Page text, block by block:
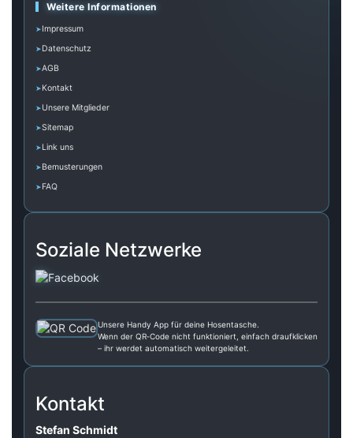
Weitere Informationen
Impressum
Datenschutz
AGB
Kontakt
Unsere Mitglieder
Sitemap
Link uns
Bemusterungen
FAQ
Soziale Netzwerke
Unsere Handy App für deine Hosentasche.
Wenn der QR‑Code nicht funktioniert, einfach draufklicken
– ihr werdet automatisch weitergeleitet.
Kontakt
Stefan Schmidt